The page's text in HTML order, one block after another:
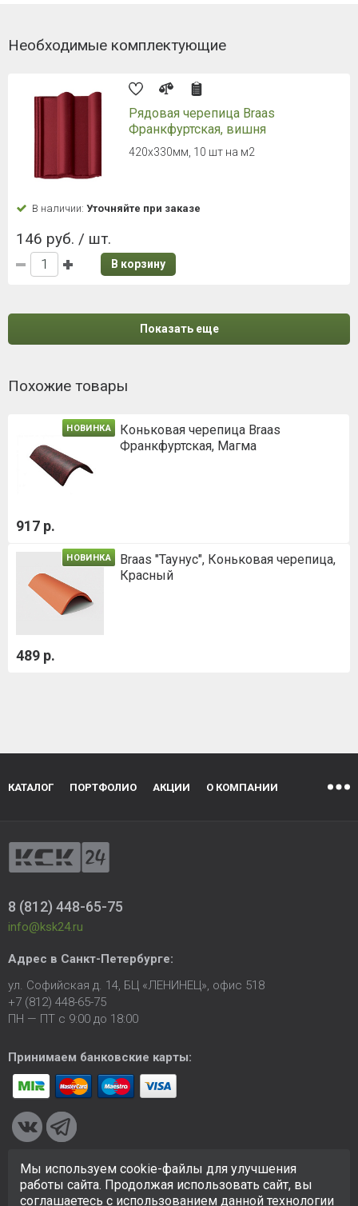
Необходимые комплектующие
Рядовая черепица Braas
Франкфуртская, вишня
420х330мм, 10 шт на м2
В наличии: Уточняйте при заказе
146 руб. / шт.
В корзину
Показать еще
Похожие товары
НОВИНКА
Коньковая черепица Braas
Франкфуртская, Магма
917 р.
НОВИНКА
Braas "Таунус", Коньковая черепица,
Красный
489 р.
КАТАЛОГ ПОРТФОЛИО АКЦИИ О КОМПАНИИ
8 (812) 448-65-75
info@ksk24.ru
Адрес в Санкт-Петербурге:
ул. Софийская д. 14, БЦ «ЛЕНИНЕЦ», офис 518
+7 (812) 448-65-75
ПН — ПТ с 9:00 до 18:00
Принимаем банковские карты:
© 2005-2026 ООО «КСК». Сайтhttps://ksk24.ruсоздан
исключительно в информационных целях и любая информация
Мы используем cookie-файлы для улучшения
работы сайта. Продолжая использовать сайт, вы
соглашаетесь с использованием данной технологии